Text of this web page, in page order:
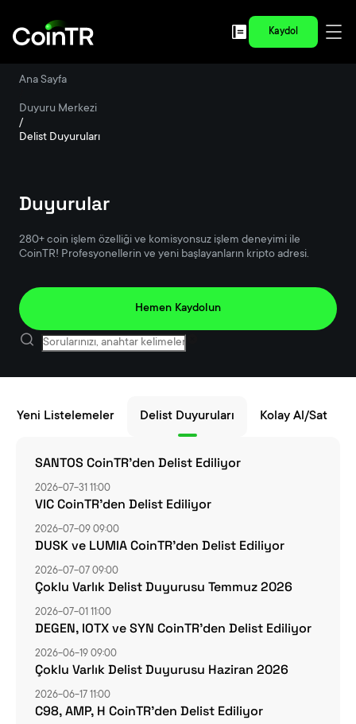
Kaydol
Ana Sayfa
Duyuru Merkezi
/
Delist Duyuruları
Duyurular
280+ coin işlem özelliği ve komisyonsuz işlem deneyimi ile
CoinTR! Profesyonellerin ve yeni başlayanların kripto adresi.
Hemen Kaydolun
Yeni Listelemeler Delist Duyuruları Kolay Al/Sat
SANTOS CoinTR'den Delist Ediliyor
2026-07-31 11:00
VIC CoinTR’den Delist Ediliyor
2026-07-09 09:00
DUSK ve LUMIA CoinTR’den Delist Ediliyor
2026-07-07 09:00
Çoklu Varlık Delist Duyurusu Temmuz 2026
2026-07-01 11:00
DEGEN, IOTX ve SYN CoinTR’den Delist Ediliyor
2026-06-19 09:00
Çoklu Varlık Delist Duyurusu Haziran 2026
2026-06-17 11:00
C98, AMP, H CoinTR’den Delist Ediliyor